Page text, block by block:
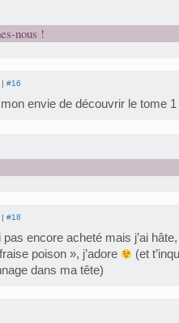
nous !
#16
envie de découvrir le tome 1
#18
pas encore acheté mais j’ai
poison », j’adore
(et
dans ma tête)